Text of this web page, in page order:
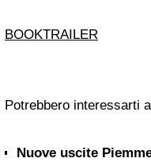
BOOKTRAILER
Potrebbero interessarti
Nuove uscite